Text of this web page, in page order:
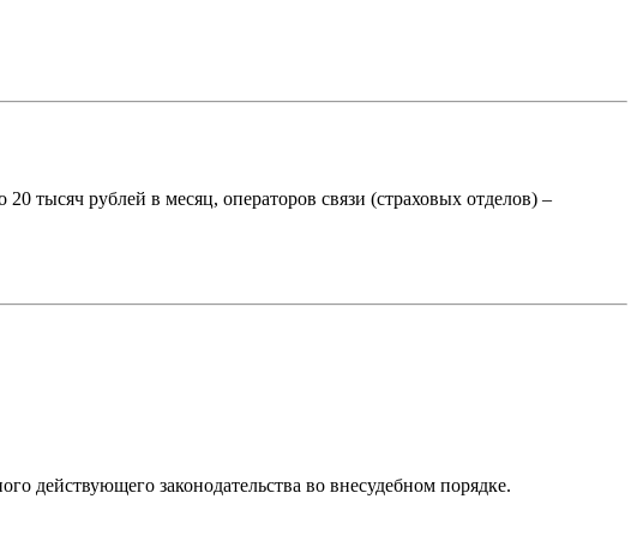
тысяч рублей в месяц, операторов связи (страховых отделов) –
действующего законодательства во внесудебном порядке.